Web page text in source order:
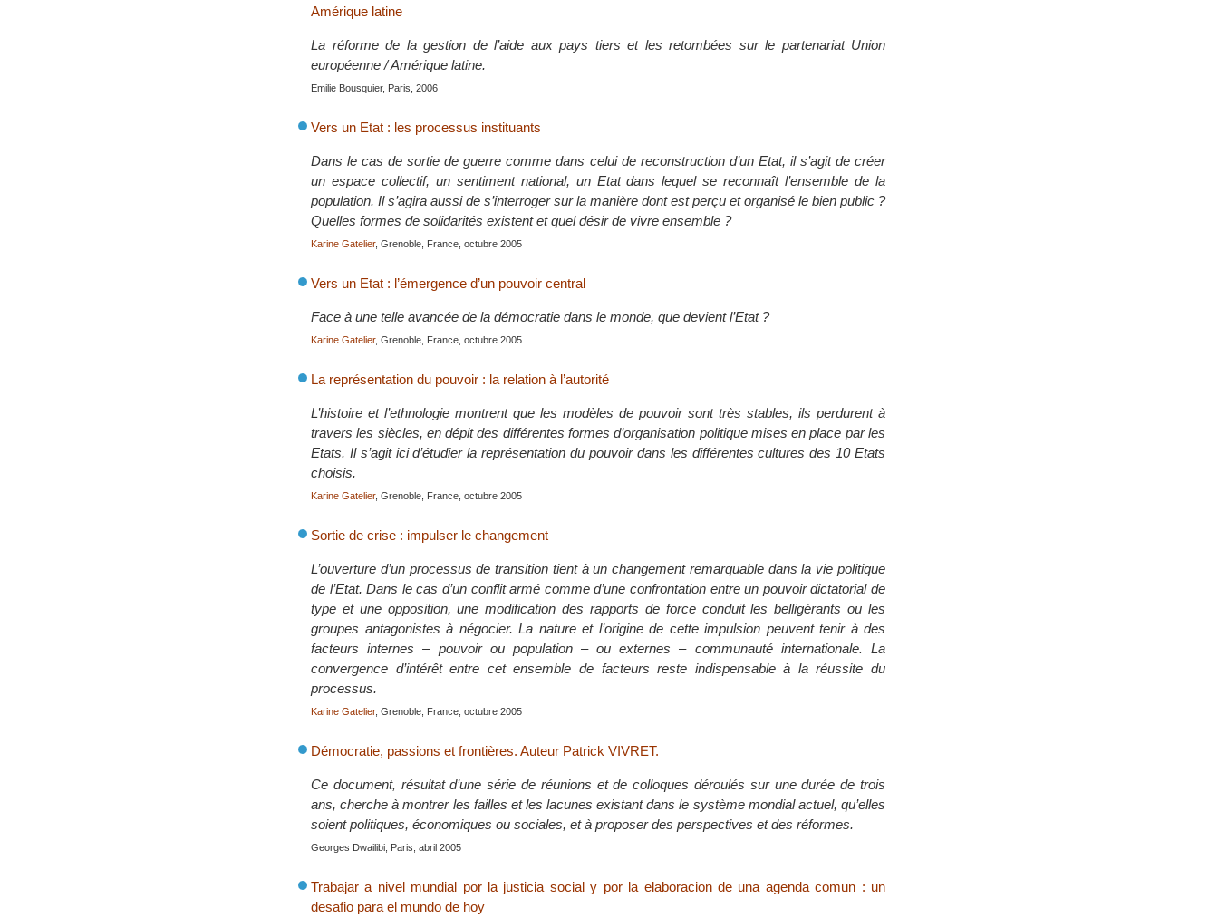
Amérique latine
La réforme de la gestion de l’aide aux pays tiers et les retombées sur le partenariat Union
européenne / Amérique latine.
Emilie Bousquier, Paris, 2006
Vers un Etat : les processus instituants
Dans le cas de sortie de guerre comme dans celui de reconstruction d’un Etat, il s’agit de créer
un espace collectif, un sentiment national, un Etat dans lequel se reconnaît l’ensemble de la
population. Il s’agira aussi de s’interroger sur la manière dont est perçu et organisé le bien public ?
Quelles formes de solidarités existent et quel désir de vivre ensemble ?
Karine Gatelier, Grenoble, France, octubre 2005
Vers un Etat : l’émergence d’un pouvoir central
Face à une telle avancée de la démocratie dans le monde, que devient l’Etat ?
Karine Gatelier, Grenoble, France, octubre 2005
La représentation du pouvoir : la relation à l’autorité
L’histoire et l’ethnologie montrent que les modèles de pouvoir sont très stables, ils perdurent à
travers les siècles, en dépit des différentes formes d’organisation politique mises en place par les
Etats. Il s’agit ici d’étudier la représentation du pouvoir dans les différentes cultures des 10 Etats
choisis.
Karine Gatelier, Grenoble, France, octubre 2005
Sortie de crise : impulser le changement
L’ouverture d’un processus de transition tient à un changement remarquable dans la vie politique
de l’Etat. Dans le cas d’un conflit armé comme d’une confrontation entre un pouvoir dictatorial de
type et une opposition, une modification des rapports de force conduit les belligérants ou les
groupes antagonistes à négocier. La nature et l’origine de cette impulsion peuvent tenir à des
facteurs internes – pouvoir ou population – ou externes – communauté internationale. La
convergence d’intérêt entre cet ensemble de facteurs reste indispensable à la réussite du
processus.
Karine Gatelier, Grenoble, France, octubre 2005
Démocratie, passions et frontières. Auteur Patrick VIVRET.
Ce document, résultat d’une série de réunions et de colloques déroulés sur une durée de trois
ans, cherche à montrer les failles et les lacunes existant dans le système mondial actuel, qu’elles
soient politiques, économiques ou sociales, et à proposer des perspectives et des réformes.
Georges Dwailibi, Paris, abril 2005
Trabajar a nivel mundial por la justicia social y por la elaboracion de una agenda comun : un
desafio para el mundo de hoy